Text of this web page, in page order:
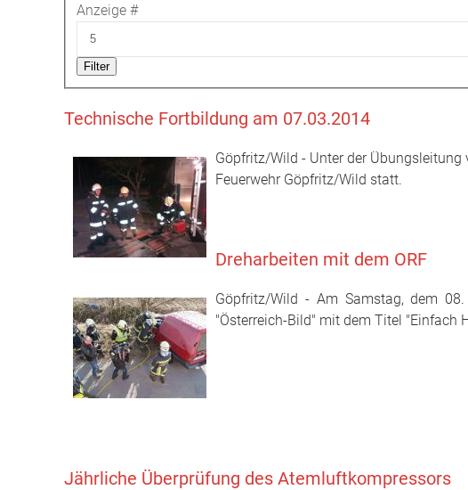
Anzeige #
Filter
Technische Fortbildung am 07.03.2014
Göpfritz/Wild - Unter der
Feuerwehr Göpfritz/Wild statt.
Dreharbeiten mit dem ORF
Göpfritz/Wild - Am Samstag, dem
"Österreich-Bild" mit dem Titel "Einfach
Jährliche Überprüfung des Atemluftkompressors